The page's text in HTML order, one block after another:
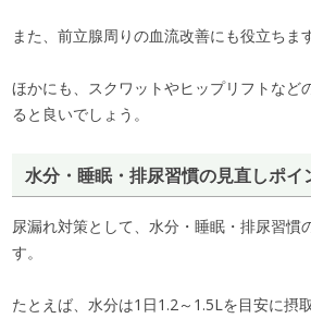
また、前立腺周りの血流改善にも役立ちます
ほかにも、スクワットやヒップリフトなど
ると良いでしょう。
水分・睡眠・排尿習慣の見直しポイ
尿漏れ対策として、水分・睡眠・排尿習慣
す。
たとえば、水分は1日1.2～1.5Lを目安に摂